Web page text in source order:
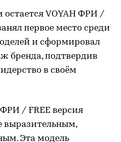
VOYAH ФРИ /
первое место среди
и сформировал
бренда, подтвердив
в своём
/ FREE версия
выразительным,
Эта модель